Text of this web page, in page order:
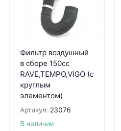
Фильтр воздушный
в сборе 150cc
RAVE,TEMPO,VIGO (с
круглым
элементом)
Артикул: 23076
В наличии